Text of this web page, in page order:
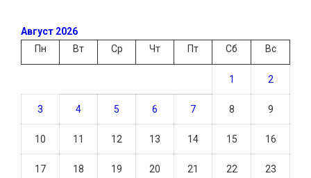
Август 2026
Пн
Вт Ср Чт Пт Сб Вс
1 2
3 4 5 6 7 8 9
10 11 12 13 14 15 16
17 18 19 20 21 22 23